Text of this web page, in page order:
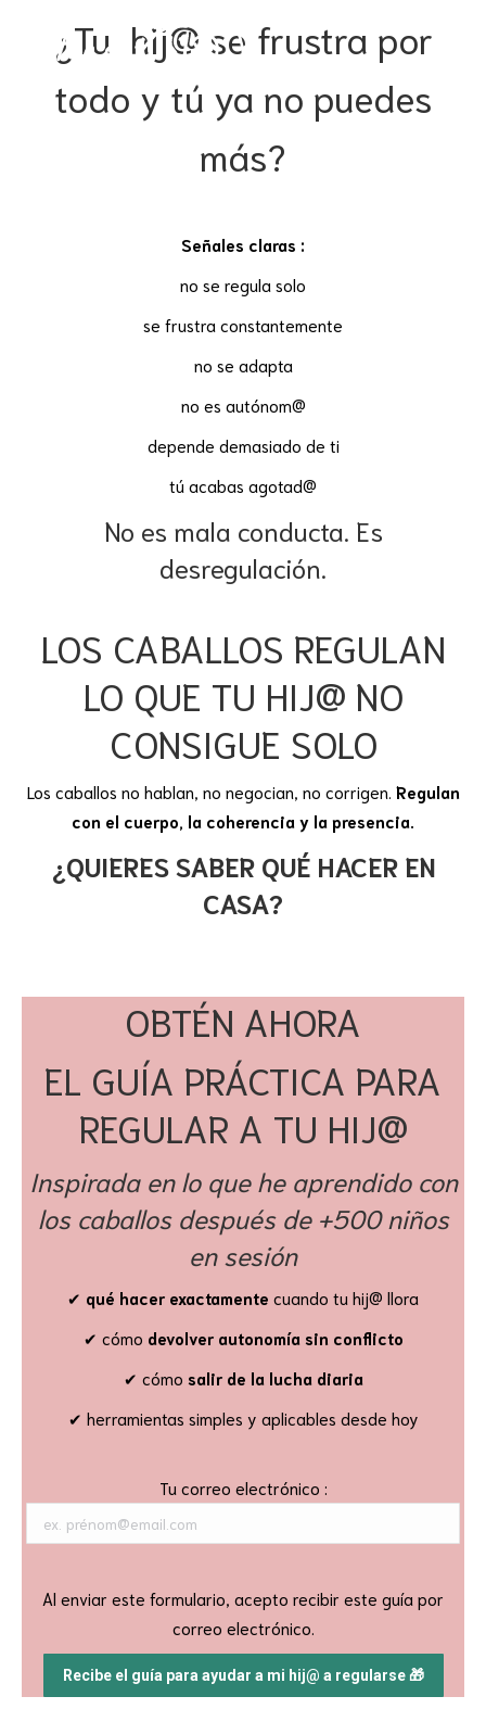
¿Tu hij@ se frustra por
todo y tú ya no puedes
más?
Señales claras :
no se regula solo
se frustra constantemente
no se adapta
no es autónom@
depende demasiado de ti
tú acabas agotad@
No es mala conducta. Es
desregulación.
LOS CABALLOS REGULAN
LO QUE TU HIJ@ NO
CONSIGUE SOLO
Los caballos no hablan, no negocian, no corrigen. Regulan
con el cuerpo, la coherencia y la presencia.
¿QUIERES SABER QUÉ HACER EN
CASA?
OBTÉN AHORA
EL GUÍA PRÁCTICA PARA
REGULAR A TU HIJ@
Inspirada en lo que he aprendido con
los caballos después de +500 niños
en sesión
✔ qué hacer exactamente cuando tu hij@ llora
✔ cómo devolver autonomía sin conflicto
✔ cómo salir de la lucha diaria
✔ herramientas simples y aplicables desde hoy
Tu correo electrónico :
Al enviar este formulario, acepto recibir este guía por
correo electrónico.